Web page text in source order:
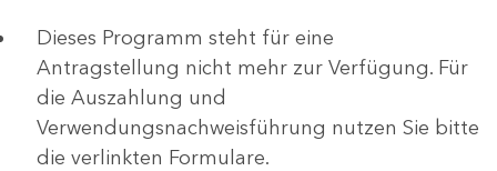
Dieses Programm steht für eine
Antragstellung nicht mehr zur Verfügung. Für
die Auszahlung und
Verwendungsnachweisführung nutzen Sie bitte
die verlinkten Formulare.